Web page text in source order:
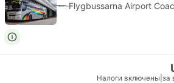
Flygbussarna Airport
Налоги включены за